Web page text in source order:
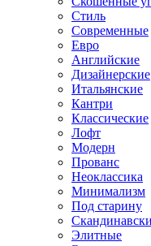
Стиль
Современные
Евро
Английские
Дизайнерские
Итальянские
Кантри
Классические
Лофт
Модерн
Прованс
Неоклассика
Минимализм
Под старину
Элитные